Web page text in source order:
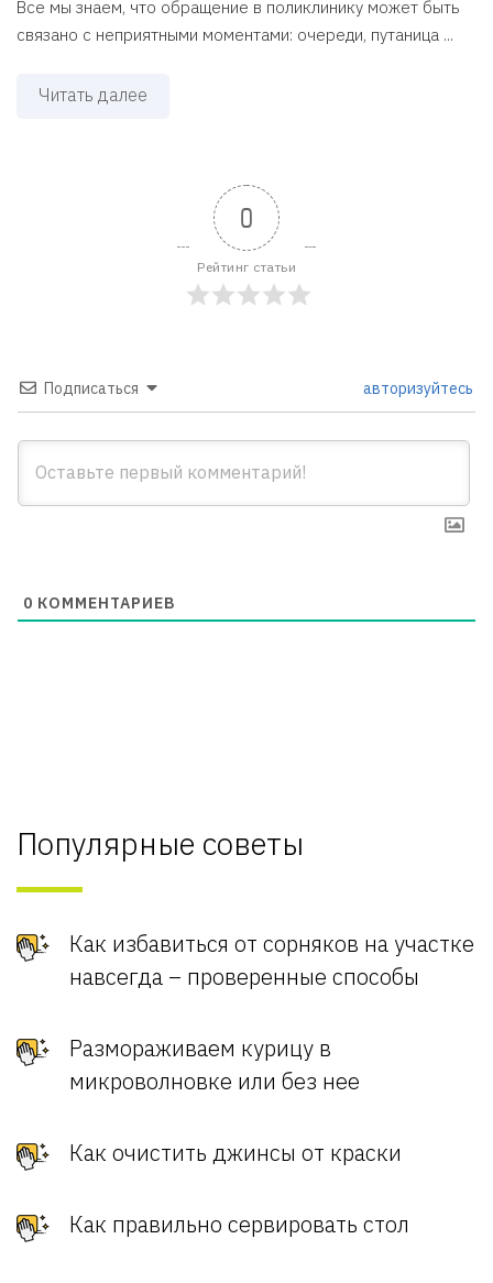
Все мы знаем, что обращение в поликлинику может быть
связано с неприятными моментами: очереди, путаница ...
Читать далее
0
Рейтинг статьи
Подписаться авторизуйтесь
0 КОММЕНТАРИЕВ
Популярные советы
Как избавиться от сорняков на участке
навсегда – проверенные способы
Размораживаем курицу в
микроволновке или без нее
Как очистить джинсы от краски
Как правильно сервировать стол